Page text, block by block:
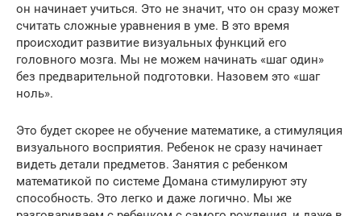
он начинает учиться. Это не значит, что он сразу может
считать сложные уравнения в уме. В это время
происходит развитие визуальных функций его
головного мозга. Мы не можем начинать «шаг один»
без предварительной подготовки. Назовем это «шаг
ноль».
Это будет скорее не обучение математике, а стимуляция
визуального восприятия. Ребенок не сразу начинает
видеть детали предметов. Занятия с ребенком
математикой по системе Домана стимулируют эту
способность. Это легко и даже логично. Мы же